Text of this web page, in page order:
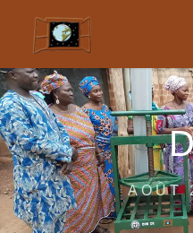
AOÛT